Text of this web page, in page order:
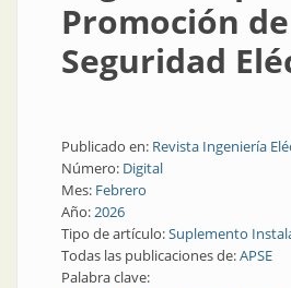
Promoción
Seguridad
Publicado en: Revista Ingeniería
Número: Digital
Mes: Febrero
Año:2026
Tipo de artículo:Suplemento
Todas las publicaciones de:APSE
Palabra clave: